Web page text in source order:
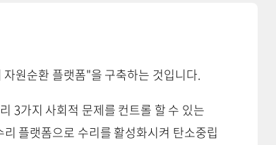
원순환 플랫폼"을 구축하는 것입니다.
3가지 사회적 문제를 컨트롤 할 수 있는
플랫폼으로 수리를 활성화시켜 탄소중립